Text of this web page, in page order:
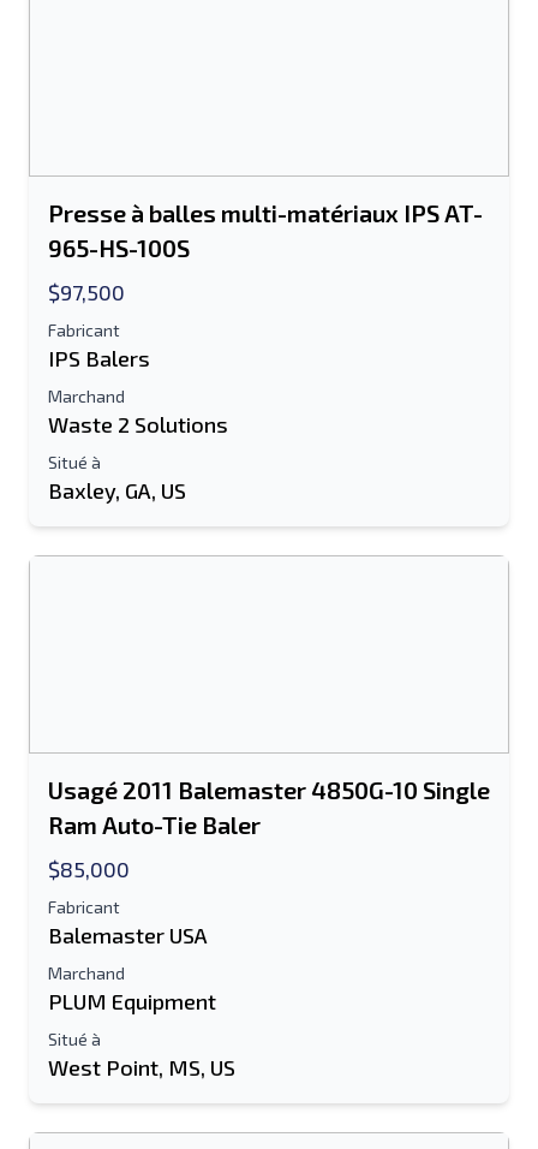
Presse à balles multi-matériaux IPS AT-
965-HS-100S
$97,500
Fabricant
IPS Balers
Marchand
Waste 2 Solutions
Situé à
Baxley, GA, US
Usagé 2011 Balemaster 4850G-10 Single
Ram Auto-Tie Baler
$85,000
Fabricant
Balemaster USA
Marchand
PLUM Equipment
Situé à
West Point, MS, US